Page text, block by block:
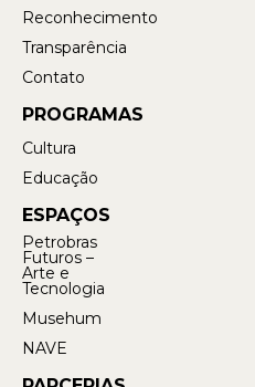
Reconhecimento
Transparência
Contato
PROGRAMAS
Cultura
Educação
ESPAÇOS
Petrobras
Futuros –
Arte e
Tecnologia
Musehum
NAVE